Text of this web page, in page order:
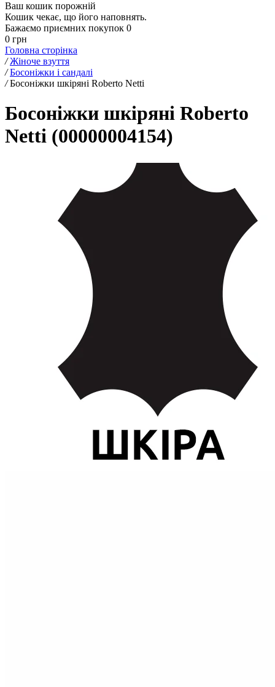
Ваш кошик порожній
Кошик чекає, що його наповнять.
Бажаємо приємних покупок 0
0 грн
Головна сторінка
/ Жіноче взуття
/ Босоніжки і сандалі
/ Босоніжки шкіряні Roberto Netti
Босоніжки шкіряні Roberto
Netti (00000004154)